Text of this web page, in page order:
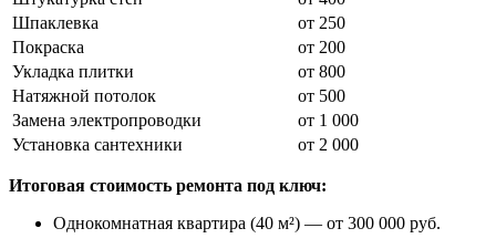
Шпаклевка
от 250
Покраска
от 200
Укладка плитки
от 800
Натяжной потолок
от 500
Замена электропроводки
от 1 000
Установка сантехники
от 2 000
Итоговая стоимость ремонта под ключ:
Однокомнатная квартира (40 м²) — от 300 000 руб.